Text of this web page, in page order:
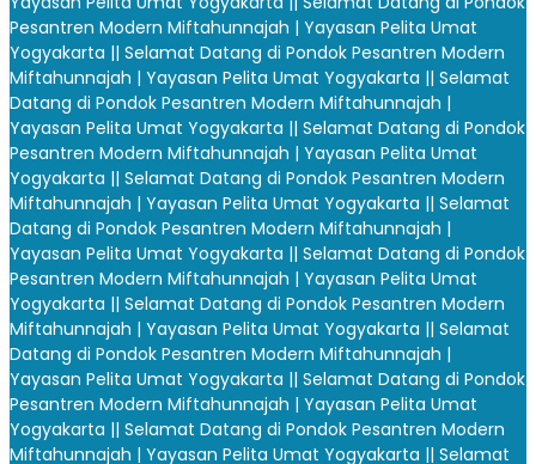
Pesantren Modern Miftahunnajah | Yayasan Pelita Umat
Yogyakarta || Selamat Datang di Pondok Pesantren Modern
Miftahunnajah | Yayasan Pelita Umat Yogyakarta || Selamat
Datang di Pondok Pesantren Modern Miftahunnajah |
Yayasan Pelita Umat Yogyakarta || Selamat Datang di Pondok
Pesantren Modern Miftahunnajah | Yayasan Pelita Umat
Yogyakarta || Selamat Datang di Pondok Pesantren Modern
Miftahunnajah | Yayasan Pelita Umat Yogyakarta || Selamat
Datang di Pondok Pesantren Modern Miftahunnajah |
Yayasan Pelita Umat Yogyakarta || Selamat Datang di Pondok
Pesantren Modern Miftahunnajah | Yayasan Pelita Umat
Yogyakarta || Selamat Datang di Pondok Pesantren Modern
Miftahunnajah | Yayasan Pelita Umat Yogyakarta || Selamat
Datang di Pondok Pesantren Modern Miftahunnajah |
Yayasan Pelita Umat Yogyakarta || Selamat Datang di Pondok
Pesantren Modern Miftahunnajah | Yayasan Pelita Umat
Yogyakarta || Selamat Datang di Pondok Pesantren Modern
Miftahunnajah | Yayasan Pelita Umat Yogyakarta || Selamat